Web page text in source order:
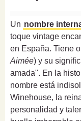
Un nombre
toque vintage
en España. Tiene
Aimée) y su
amada". En la
nombre está
Winehouse, la
personalidad y